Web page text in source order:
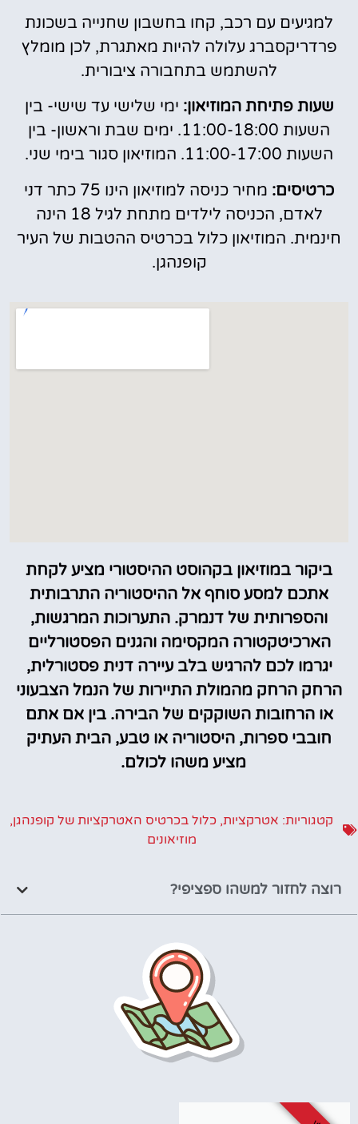
למגיעים עם רכב, קחו בחשבון שחנייה בשכונת
פרדריקסברג עלולה להיות מאתגרת, לכן מומלץ
להשתמש בתחבורה ציבורית.
שעות פתיחת המוזיאון: ימי שלישי עד שישי- בין
השעות 11:00-18:00. ימים שבת וראשון- בין
השעות 11:00-17:00. המוזיאון סגור בימי שני.
כרטיסים:
מחיר כניסה למוזיאון הינו 75 כתר דני
לאדם, הכניסה לילדים מתחת לגיל 18 הינה
חינמית. המוזיאון כלול בכרטיס ההטבות של העיר
קופנהגן.
ביקור במוזיאון בקהוסט ההיסטורי מציע לקחת
אתכם למסע סוחף אל ההיסטוריה התרבותית
והספרותית של דנמרק. התערוכות המרגשות,
הארכיטקטורה המקסימה והגנים הפסטורליים
יגרמו לכם להרגיש בלב עיירה דנית פסטורלית,
הרחק הרחק מהמולת התיירות של הנמל הצבעוני
או הרחובות השוקקים של הבירה. בין אם אתם
חובבי ספרות, היסטוריה או טבע, הבית העתיק
מציע משהו לכולם.
קטגוריות: אטרקציות, כלול בכרטיס האטרקציות של קופנהגן,
מוזיאונים
רוצה לחזור למשהו ספציפי?